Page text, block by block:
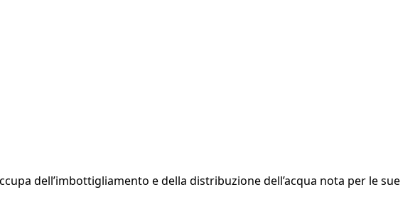
dell’imbottigliamento e della distribuzione dell’acqua nota per le sue